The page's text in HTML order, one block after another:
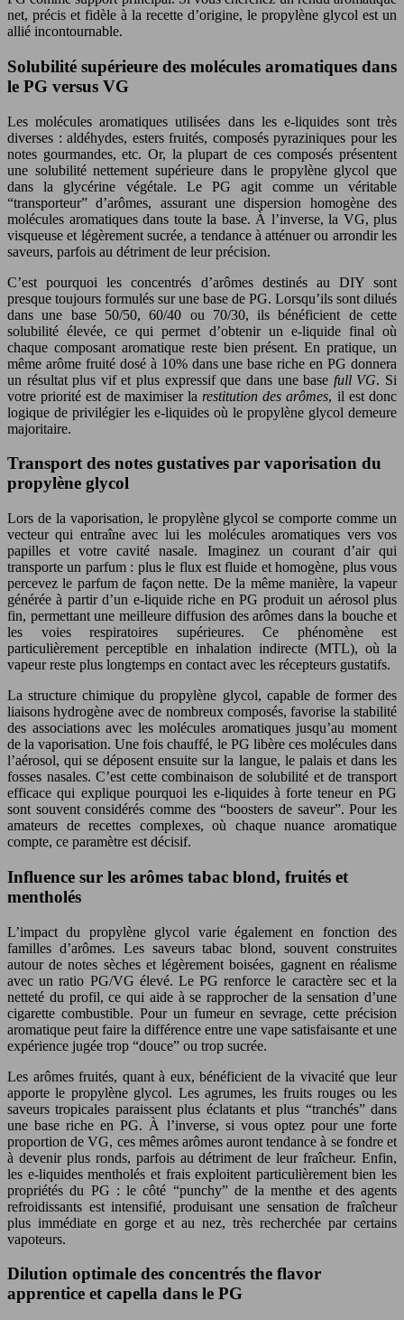
net, précis et fidèle à la recette d’origine, le propylène glycol est un
allié incontournable.
Solubilité supérieure des molécules aromatiques dans
le PG versus VG
Les molécules aromatiques utilisées dans les e-liquides sont très
diverses : aldéhydes, esters fruités, composés pyraziniques pour les
notes gourmandes, etc. Or, la plupart de ces composés présentent
une solubilité nettement supérieure dans le propylène glycol que
dans la glycérine végétale. Le PG agit comme un véritable
“transporteur” d’arômes, assurant une dispersion homogène des
molécules aromatiques dans toute la base. À l’inverse, la VG, plus
visqueuse et légèrement sucrée, a tendance à atténuer ou arrondir les
saveurs, parfois au détriment de leur précision.
C’est pourquoi les concentrés d’arômes destinés au DIY sont
presque toujours formulés sur une base de PG. Lorsqu’ils sont dilués
dans une base 50/50, 60/40 ou 70/30, ils bénéficient de cette
solubilité élevée, ce qui permet d’obtenir un e-liquide final où
chaque composant aromatique reste bien présent. En pratique, un
même arôme fruité dosé à 10% dans une base riche en PG donnera
un résultat plus vif et plus expressif que dans une base full VG. Si
votre priorité est de maximiser la restitution des arômes, il est donc
logique de privilégier les e-liquides où le propylène glycol demeure
majoritaire.
Transport des notes gustatives par vaporisation du
propylène glycol
Lors de la vaporisation, le propylène glycol se comporte comme un
vecteur qui entraîne avec lui les molécules aromatiques vers vos
papilles et votre cavité nasale. Imaginez un courant d’air qui
transporte un parfum : plus le flux est fluide et homogène, plus vous
percevez le parfum de façon nette. De la même manière, la vapeur
générée à partir d’un e-liquide riche en PG produit un aérosol plus
fin, permettant une meilleure diffusion des arômes dans la bouche et
les voies respiratoires supérieures. Ce phénomène est
particulièrement perceptible en inhalation indirecte (MTL), où la
vapeur reste plus longtemps en contact avec les récepteurs gustatifs.
La structure chimique du propylène glycol, capable de former des
liaisons hydrogène avec de nombreux composés, favorise la stabilité
des associations avec les molécules aromatiques jusqu’au moment
de la vaporisation. Une fois chauffé, le PG libère ces molécules dans
l’aérosol, qui se déposent ensuite sur la langue, le palais et dans les
fosses nasales. C’est cette combinaison de solubilité et de transport
efficace qui explique pourquoi les e-liquides à forte teneur en PG
sont souvent considérés comme des “boosters de saveur”. Pour les
amateurs de recettes complexes, où chaque nuance aromatique
compte, ce paramètre est décisif.
Influence sur les arômes tabac blond, fruités et
mentholés
L’impact du propylène glycol varie également en fonction des
familles d’arômes. Les saveurs tabac blond, souvent construites
autour de notes sèches et légèrement boisées, gagnent en réalisme
avec un ratio PG/VG élevé. Le PG renforce le caractère sec et la
netteté du profil, ce qui aide à se rapprocher de la sensation d’une
cigarette combustible. Pour un fumeur en sevrage, cette précision
aromatique peut faire la différence entre une vape satisfaisante et une
expérience jugée trop “douce” ou trop sucrée.
Les arômes fruités, quant à eux, bénéficient de la vivacité que leur
apporte le propylène glycol. Les agrumes, les fruits rouges ou les
saveurs tropicales paraissent plus éclatants et plus “tranchés” dans
une base riche en PG. À l’inverse, si vous optez pour une forte
proportion de VG, ces mêmes arômes auront tendance à se fondre et
à devenir plus ronds, parfois au détriment de leur fraîcheur. Enfin,
les e-liquides mentholés et frais exploitent particulièrement bien les
propriétés du PG : le côté “punchy” de la menthe et des agents
refroidissants est intensifié, produisant une sensation de fraîcheur
plus immédiate en gorge et au nez, très recherchée par certains
vapoteurs.
Dilution optimale des concentrés the flavor
apprentice et capella dans le PG